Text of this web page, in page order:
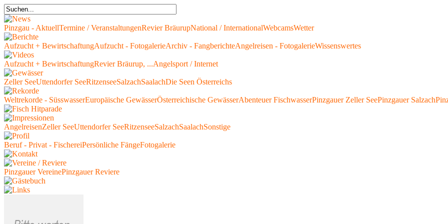
Pinzgau - AktuellTermine / VeranstaltungenRevier BräurupNational / InternationalWebcamsWetter
Aufzucht + BewirtschaftungAufzucht - FotogalerieArchiv - FangberichteAngelreisen - FotogalerieWissenswertes
Aufzucht + BewirtschaftungRevier Bräurup, ...Angelsport / Internet
Zeller SeeUttendorfer SeeRitzenseeSalzachSaalachDie Seen Österreichs
Weltrekorde - SüsswasserEuropäische GewässerÖsterreichische GewässerAbenteuer FischwasserPinzgauer Zeller SeePinzgauer Salzach
AngelreisenZeller SeeUttendorfer SeeRitzenseeSalzachSaalachSonstige
Beruf - Privat - FischereiPersönliche FängeFotogalerie
Pinzgauer VereinePinzgauer Reviere